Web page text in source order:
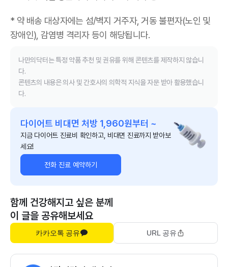
* 약 배송 대상자에는 섬/벽지 거주자, 거동 불편자(노인 및
장애인), 감염병 격리자 등이 해당됩니다.
나만의닥터는 특정 약품 추천 및 권유를 위해 콘텐츠를 제작하지 않습니
다.
콘텐츠의 내용은 의사 및 간호사의 의학적 지식을 자문 받아 활용했습니
다.
다이어트 비대면 처방 1,960원부터 ~
지금 다이어트 진료비 확인하고, 비대면 진료까지 받아보
세요!
전화 진료 예약하기
함께 건강해지고 싶은 분께
이 글을 공유해보세요
카카오톡 공유 URL 공유